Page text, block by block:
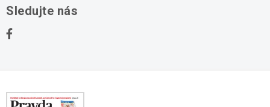
Domy na predaj
Stavebné pozemky
Kontakt
Sledujte nás